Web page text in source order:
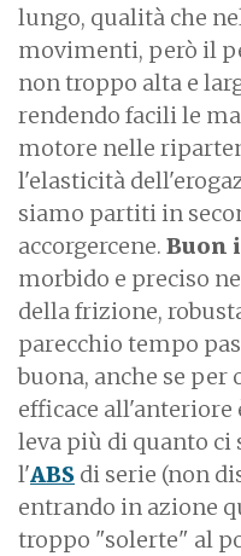
lungo, qualità che
movimenti, però il
non troppo alta e
rendendo facili le
motore nelle
l'elasticità
siamo partiti in
accorgercene. Buon
morbido e preciso
della frizione,
parecchio tempo
buona, anche se
efficace all'anteriore
leva più di quanto ci
l'ABS di serie (non
entrando in azione
troppo "solerte" al